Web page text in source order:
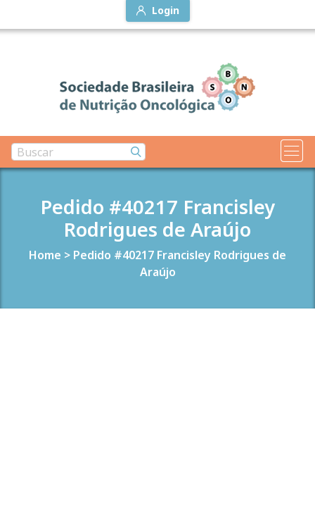
Login
Pedido #40217 Francisley
Rodrigues de Araújo
Home > Pedido #40217 Francisley Rodrigues de
Araújo